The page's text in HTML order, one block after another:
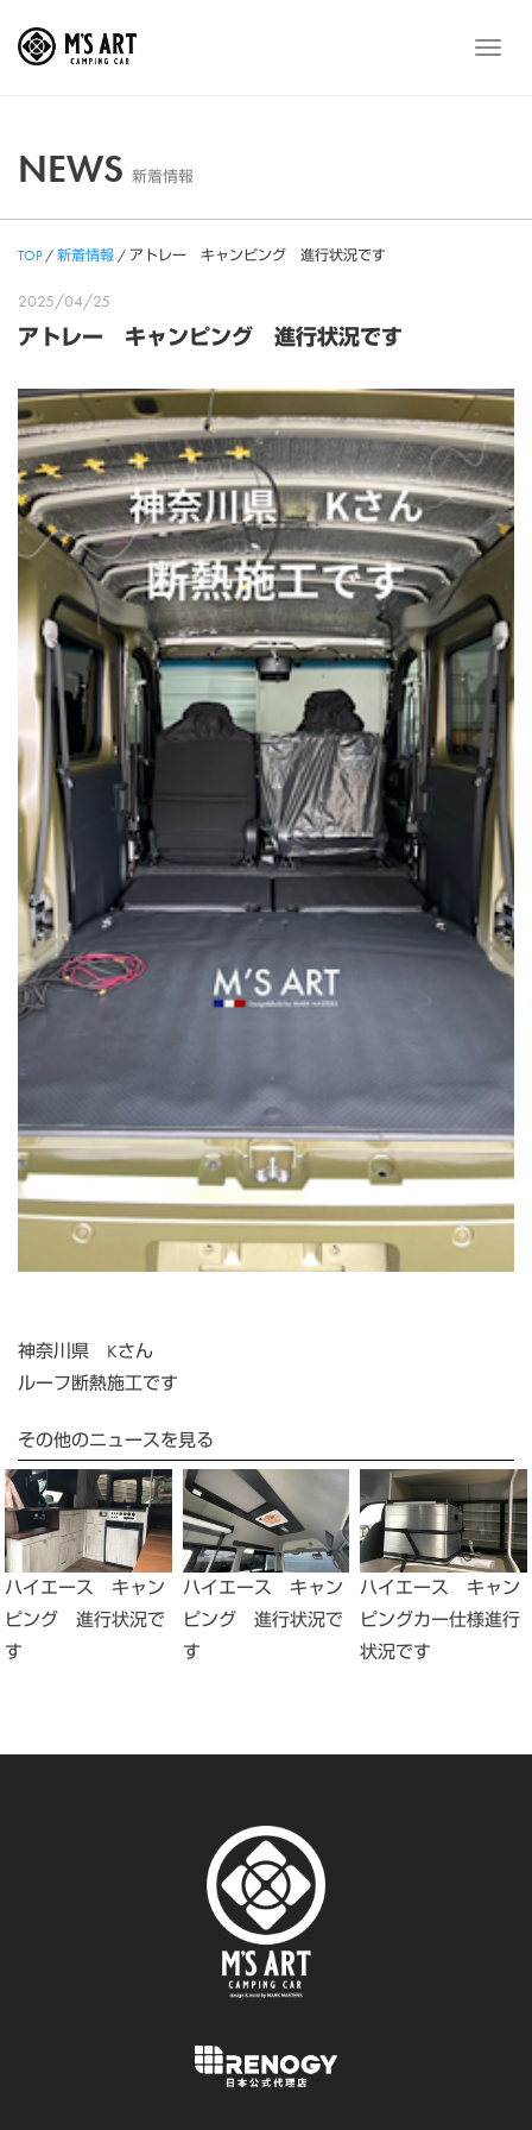
メ
NEWS 新着情報
TOP/新着情報 / アトレー キャンピング 進行状況です
2025/04/25
アトレー キャンピング 進行状況です
神奈川県 Kさん
ルーフ断熱施工です
その他のニュースを見る
ハイエース キャン
ピング 進行状況で
す
ハイエース キャン
ピング 進行状況で
す
ハイエース キャン
ピングカー仕様進行
状況です